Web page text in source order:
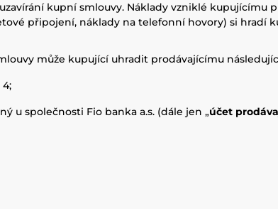
kupní smlouvy. Náklady vzniklé
připojení, náklady na telefonní hovory) si hradí
může kupující uhradit prodávajícímu
u společnosti Fio banka a.s. (dále jen „účet